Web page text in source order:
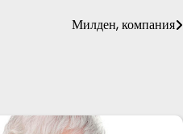
Милден, компания